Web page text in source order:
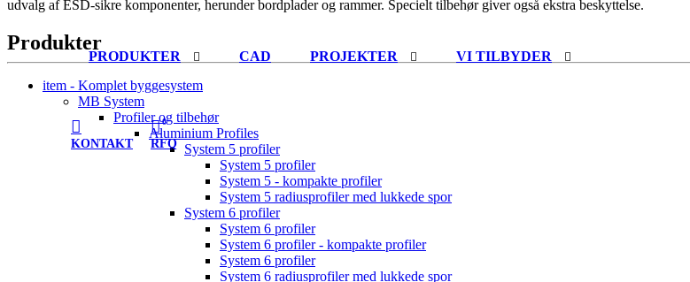
PRODUKTER CAD PROJEKTER VI TILBYDER
KONTAKT
0
RFQ
udvalg af ESD-sikre komponenter, herunder bordplader og rammer. Specielt tilbehør giver også ekstra beskyttelse.
Produkter
item - Komplet byggesystem
MB System
Profiler og tilbehør
Aluminium Profiles
System 5 profiler
System 5 profiler
System 5 - kompakte profiler
System 5 radiusprofiler med lukkede spor
System 6 profiler
System 6 profiler
System 6 profiler - kompakte profiler
System 6 profiler
System 6 radiusprofiler med lukkede spor